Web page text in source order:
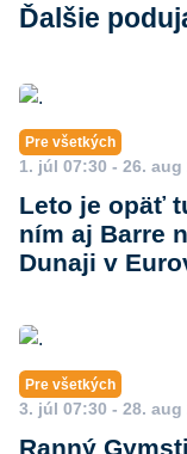
Ďalšie
Pre všetkých
1. júl 07:30 - 26. aug
Leto je opäť
ním aj Barre
Dunaji v
Pre všetkých
3. júl 07:30 - 28. aug
Ranný